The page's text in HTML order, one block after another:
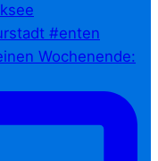
Wochenende: